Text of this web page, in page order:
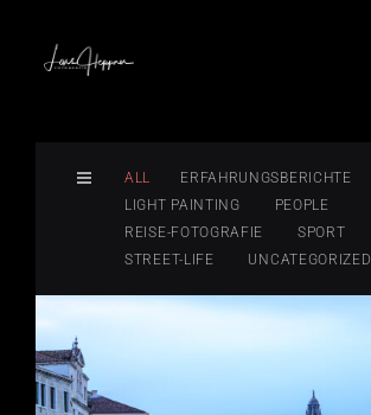
ALL
ERFAHRUNGSBERICHTE
LIGHT PAINTING
PEOPLE
REISE-FOTOGRAFIE
SPORT
STREET-LIFE
UNCATEGORIZED